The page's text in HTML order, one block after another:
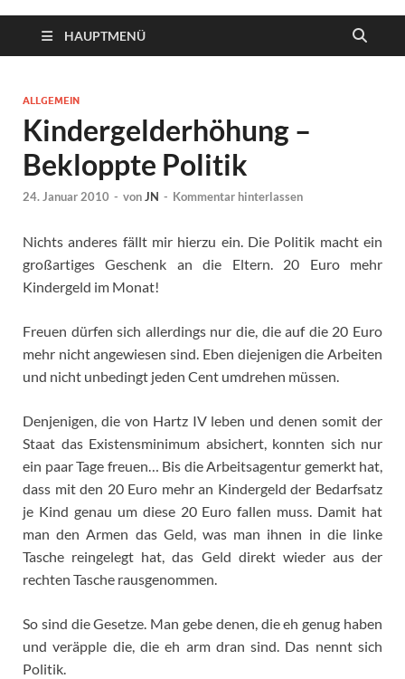
HAUPTMENÜ
ALLGEMEIN
Kindergelderhöhung –
Bekloppte Politik
24. Januar 2010 - vonJN - Kommentar hinterlassen
Nichts anderes fällt mir hierzu ein. Die Politik macht ein
großartiges Geschenk an die Eltern. 20 Euro mehr
Kindergeld im Monat!
Freuen dürfen sich allerdings nur die, die auf die 20 Euro
mehr nicht angewiesen sind. Eben diejenigen die Arbeiten
und nicht unbedingt jeden Cent umdrehen müssen.
Denjenigen, die von Hartz IV leben und denen somit der
Staat das Existensminimum absichert, konnten sich nur
ein paar Tage freuen… Bis die Arbeitsagentur gemerkt hat,
dass mit den 20 Euro mehr an Kindergeld der Bedarfsatz
je Kind genau um diese 20 Euro fallen muss. Damit hat
man den Armen das Geld, was man ihnen in die linke
Tasche reingelegt hat, das Geld direkt wieder aus der
rechten Tasche rausgenommen.
So sind die Gesetze. Man gebe denen, die eh genug haben
und veräpple die, die eh arm dran sind. Das nennt sich
Politik.